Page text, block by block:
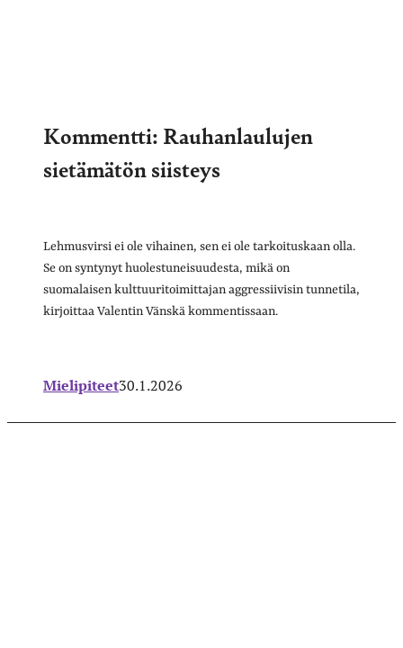
Kommentti: Rauhanlaulujen
sietämätön siisteys
Lehmusvirsi ei ole vihainen, sen ei ole tarkoituskaan olla.
Se on syntynyt huolestuneisuudesta, mikä on
suomalaisen kulttuuritoimittajan aggressiivisin tunnetila,
kirjoittaa Valentin Vänskä kommentissaan.
Mielipiteet30.1.2026